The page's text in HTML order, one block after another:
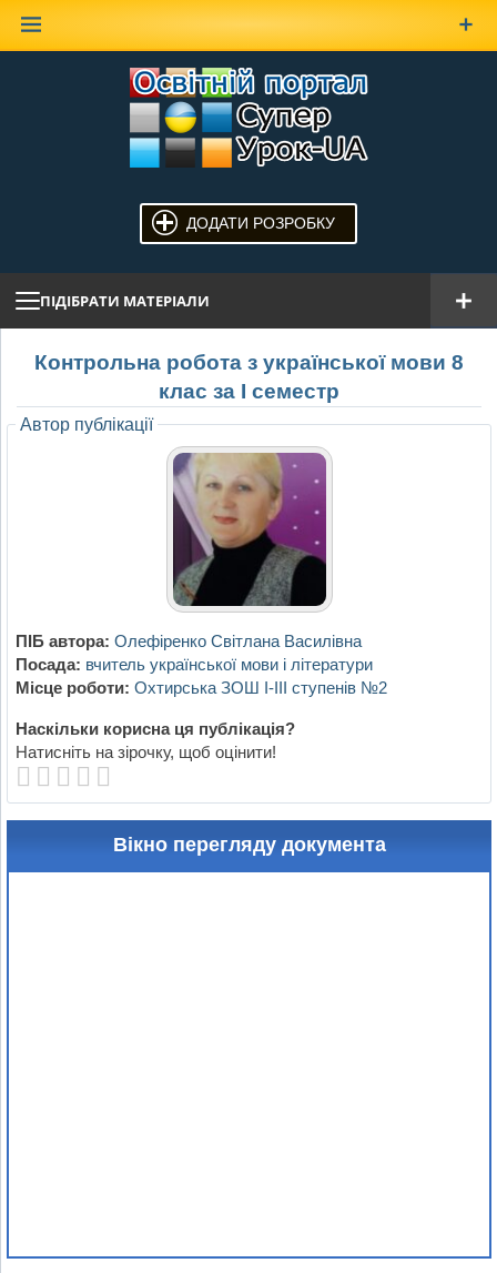
ДОДАТИ РОЗРОБКУ
ПІДІБРАТИ МАТЕРІАЛИ
Контрольна робота з української мови 8
клас за І семестр
Автор публікації
ПІБ автора: Олефіренко Світлана Василівна
Посада: вчитель української мови і літератури
Місце роботи: Охтирська ЗОШ І-ІІІ ступенів №2
Наскільки корисна ця публікація?
Натисніть на зірочку, щоб оцінити!
Вікно перегляду документа